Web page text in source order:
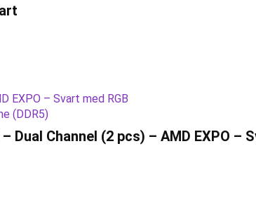
(DDR5)
Dual Channel (2 pcs) – AMD EXPO –